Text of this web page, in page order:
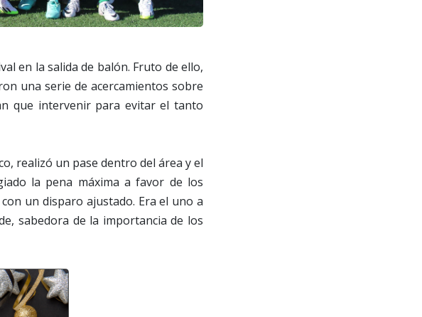
en la salida de balón. Fruto de ello,
una serie de acercamientos sobre
que intervenir para evitar el tanto
realizó un pase dentro del área y el
la pena máxima a favor de los
un disparo ajustado. Era el uno a
sabedora de la importancia de los